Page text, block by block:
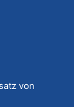
von